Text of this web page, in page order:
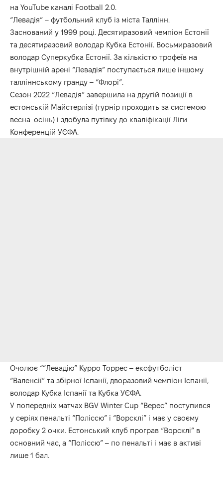
на YouTube каналі Football 2.0.
“Левадія” – футбольний клуб із міста Таллінн.
Заснований у 1999 році. Десятиразовий чемпіон Естонії
та десятиразовий володар Кубка Естонії. Восьмиразовий
володар Суперкубка Естонії. За кількістю трофеїв на
внутрішній арені “Левадія” поступається лише іншому
талліннському гранду – “Флорі”.
Сезон 2022 “Левадія” завершила на другій позиції в
естонській Майстерлізі (турнір проходить за системою
весна-осінь) і здобула путівку до кваліфікації Ліги
Конференцій УЄФА.
Очолює “”Левадію” Курро Торрес – ексфутболіст
“Валенсії” та збірної Іспанії, дворазовий чемпіон Іспанії,
володар Кубка Іспанії та Кубка УЄФА.
У попередніх матчах BGV Winter Cup “Верес” поступився
у серіях пенальті “Поліссю” і “Ворсклі” і має у своєму
доробку 2 очки. Естонський клуб програв “Ворсклі” в
основний час, а “Поліссю” – по пенальті і має в активі
лише 1 бал.